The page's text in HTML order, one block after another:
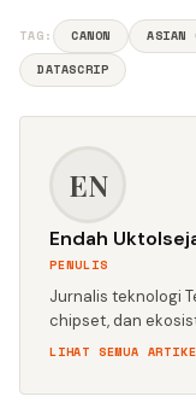
TAG: CANON ASIAN
DATASCRIP
EN
Endah
PENULIS
Jurnalis teknologi
chipset, dan
LIHAT SEMUA